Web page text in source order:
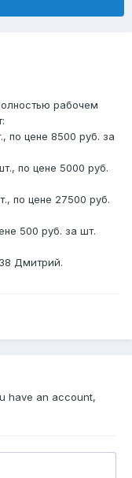
рабочем
по цене 8500 руб. за
по цене 5000 руб.
по цене 27500 руб.
500 руб. за шт.
Дмитрий.
have an account,